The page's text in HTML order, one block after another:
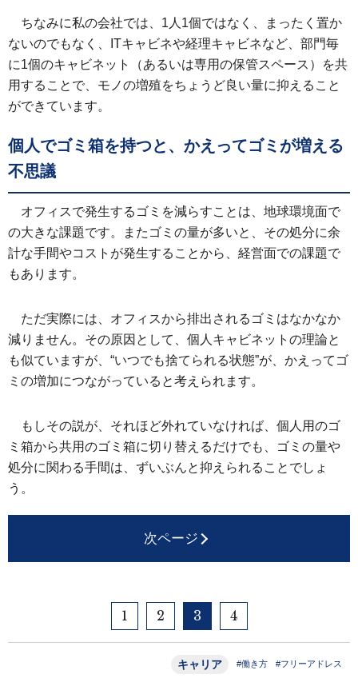
ちなみに私の会社では、1人1個ではなく、まったく置か
ないのでもなく、ITキャビネや経理キャビネなど、部門毎
に1個のキャビネット（あるいは専用の保管スペース）を共
用することで、モノの増殖をちょうど良い量に抑えること
ができています。
個人でゴミ箱を持つと、かえってゴミが増える
不思議
オフィスで発生するゴミを減らすことは、地球環境面で
の大きな課題です。またゴミの量が多いと、その処分に余
計な手間やコストが発生することから、経営面での課題で
もあります。
ただ実際には、オフィスから排出されるゴミはなかなか
減りません。その原因として、個人キャビネットの理論と
も似ていますが、“いつでも捨てられる状態”が、かえってゴ
ミの増加につながっていると考えられます。
もしその説が、それほど外れていなければ、個人用のゴ
ミ箱から共用のゴミ箱に切り替えるだけでも、ゴミの量や
処分に関わる手間は、ずいぶんと抑えられることでしょ
う。
次ページ
1 2 3 4
キャリア #働き方 #フリーアドレス